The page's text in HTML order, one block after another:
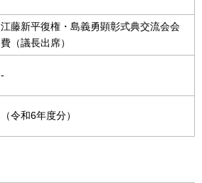
江藤新平復権・島義勇顕彰式典交流会会
費（議長出席）
-
（令和6年度分）